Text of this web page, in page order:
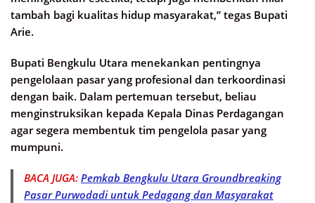
tambah bagi kualitas hidup masyarakat,” tegas Bupati
Arie.
Bupati Bengkulu Utara menekankan pentingnya
pengelolaan pasar yang profesional dan terkoordinasi
dengan baik. Dalam pertemuan tersebut, beliau
menginstruksikan kepada Kepala Dinas Perdagangan
agar segera membentuk tim pengelola pasar yang
mumpuni.
BACA JUGA: Pemkab Bengkulu Utara Groundbreaking
Pasar Purwodadi untuk Pedagang dan Masyarakat